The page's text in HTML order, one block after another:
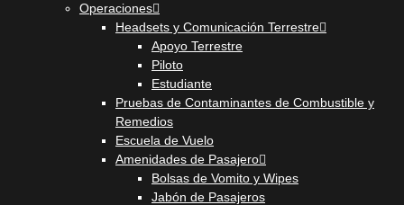
Operaciones
Headsets y Comunicación Terrestre
Apoyo Terrestre
Piloto
Estudiante
Pruebas de Contaminantes de Combustible y
Remedios
Escuela de Vuelo
Amenidades de Pasajero
Bolsas de Vomito y Wipes
Jabón de Pasajeros